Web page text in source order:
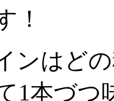
！
ンはど
1本づつ